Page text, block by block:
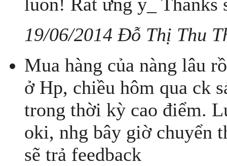
19/06/2014 Đỗ Thị Thu
Mua hàng của nàng lâu
ở Hp, chiều hôm qua ck
trong thời kỳ cao điểm.
oki, nhg bây giờ chuyển
sẽ trả feedback